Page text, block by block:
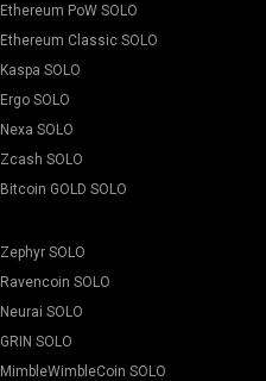
Ethereum PoW SOLO
Ethereum Classic SOLO
Kaspa SOLO
Ergo SOLO
Nexa SOLO
Zcash SOLO
Bitcoin GOLD SOLO
Zephyr SOLO
Ravencoin SOLO
Neurai SOLO
GRIN SOLO
MimbleWimbleCoin SOLO